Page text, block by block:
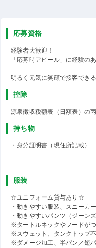
応募資格
経験者大歓迎！
「応募時アピール」に経験の
明るく元気に笑顔で接客でき
控除
源泉徴収税額表（日額表）の
持ち物
・身分証明書（現住所記載）
服装
☆ユニフォーム貸与あり☆
・動きやすい服装、スニーカー
・動きやすいパンツ（ジーンズ
※タートルネックやフードが
※スウェット、タンクトップ
※ダメージ加工、半パン／短